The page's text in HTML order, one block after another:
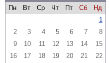
Пн
Вт Ср Чт Пт Сб
Нд
1
2
3 4 5 6 7
8
9
10 11 12 13 14
15
16
17 18 19 20 21
22